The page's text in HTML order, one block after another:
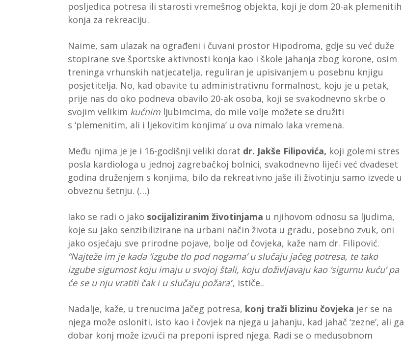
posljedica potresa ili starosti vremešnog objekta, koji je dom 20-ak plemenitih
konja za rekreaciju.
Naime, sam ulazak na ograđeni i čuvani prostor Hipodroma, gdje su već duže
stopirane sve športske aktivnosti konja kao i škole jahanja zbog korone, osim
treninga vrhunskih natjecatelja, reguliran je upisivanjem u posebnu knjigu
posjetitelja. No, kad obavite tu administrativnu formalnost, koju je u petak,
prije nas do oko podneva obavilo 20-ak osoba, koji se svakodnevno skrbe o
svojim velikim kućnim ljubimcima, do mile volje možete se družiti
s ‘plemenitim, ali i ljekovitim konjima’ u ova nimalo laka vremena.
Među njima je je i 16-godišnji veliki dorat dr. Jakše Filipovića, koji golemi stres
posla kardiologa u jednoj zagrebačkoj bolnici, svakodnevno liječi već dvadeset
godina druženjem s konjima, bilo da rekreativno jaše ili životinju samo izvede u
obveznu šetnju. (…)
Iako se radi o jako socijaliziranim životinjama u njihovom odnosu sa ljudima,
koje su jako senzibilizirane na urbani način života u gradu, posebno zvuk, oni
jako osjećaju sve prirodne pojave, bolje od čovjeka, kaže nam dr. Filipović.
“Najteže im je kada ‘izgube tlo pod nogama’ u slučaju jačeg potresa, te tako
izgube sigurnost koju imaju u svojoj štali, koju doživljavaju kao ‘sigurnu kuću’ pa
će se u nju vratiti čak i u slučaju požara’‘, ističe..
Nadalje, kaže, u trenucima jačeg potresa, konj traži blizinu čovjeka jer se na
njega može osloniti, isto kao i čovjek na njega u jahanju, kad jahač ‘zezne’, ali ga
dobar konj može izvući na preponi ispred njega. Radi se o međusobnom